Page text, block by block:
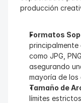
producción
Formatos
como JPG,
asegurando
mayoría de los
Tamaño de
límites